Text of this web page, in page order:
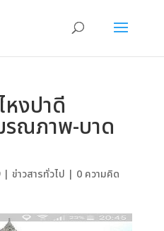
งปาดี
รณภาพ-บาด
| ข่าวสารทั่วไป | 0 ความคิด